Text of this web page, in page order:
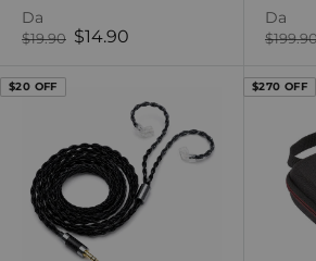
Da
Prezzo
$19.90 Prezzo
$14.90
Da
Prezzo
$20 OFF $270 OFF